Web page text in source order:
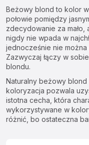
Beżowy blond to kolor
połowie pomiędzy
zdecydowanie za mało,
nigdy nie wpada w
jednocześnie nie
Zazwyczaj łączy w
blondu.
Naturalny beżowy
koloryzacja pozwala
istotna cecha, która
wykorzystywane w
różnić, bo ostateczna